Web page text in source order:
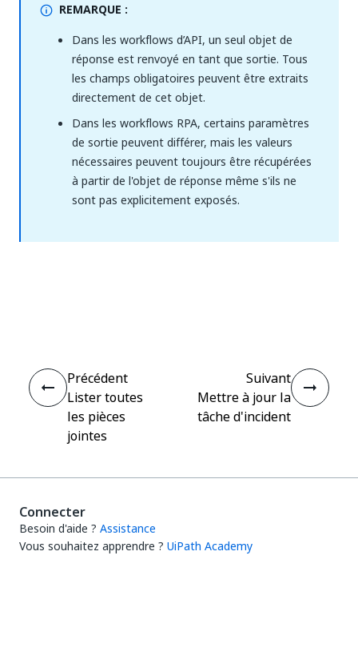
REMARQUE :
Dans les workflows d’API, un seul objet de
réponse est renvoyé en tant que sortie. Tous
les champs obligatoires peuvent être extraits
directement de cet objet.
Dans les workflows RPA, certains paramètres
de sortie peuvent différer, mais les valeurs
nécessaires peuvent toujours être récupérées
à partir de l'objet de réponse même s'ils ne
sont pas explicitement exposés.
Précédent
Lister toutes
les pièces
jointes
Suivant
Mettre à jour la
tâche d'incident
Connecter
Besoin d'aide ? Assistance
Vous souhaitez apprendre ? UiPath Academy